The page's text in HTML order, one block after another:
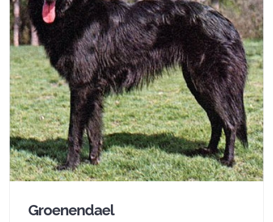
Groenendael